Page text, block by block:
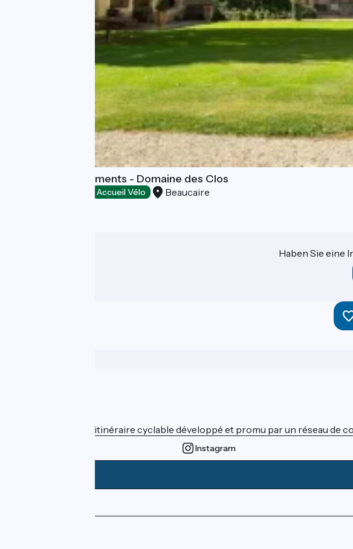
Hotel and appartments - Domaine des Clos
Accueil Vélo Beaucaire
Haben Sie eine
ViaRhôna est un itinéraire cyclable développé et promu par un réseau
Instagram